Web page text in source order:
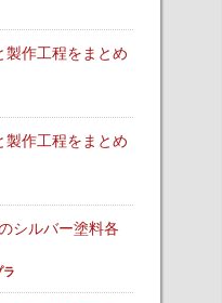
製作工程をまとめ
製作工程をまとめ
シルバー塗料各
ラ